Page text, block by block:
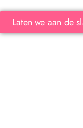
Laten we aan de